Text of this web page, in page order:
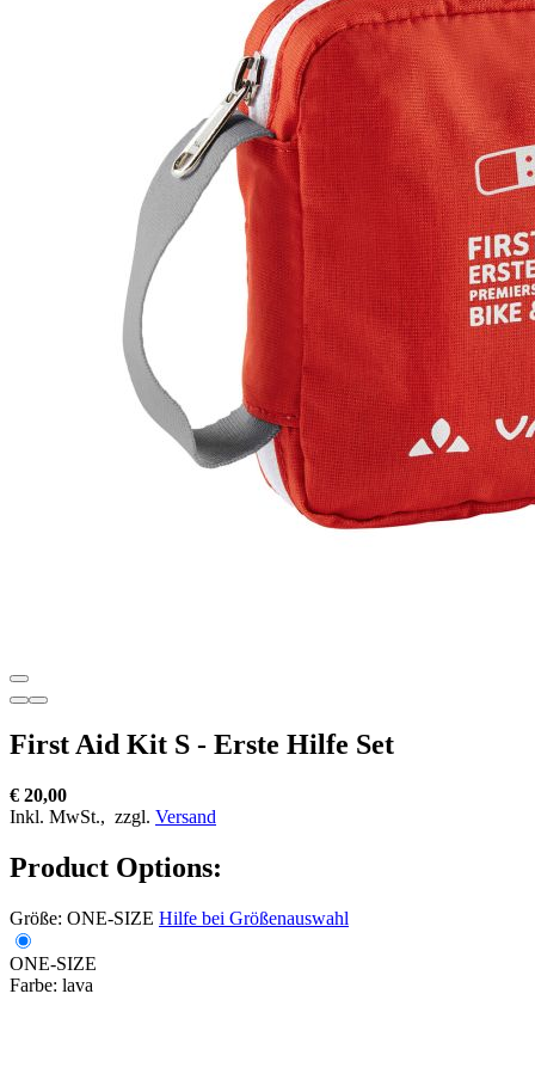
First Aid Kit S - Erste Hilfe Set
€ 20,00
Inkl. MwSt., zzgl. Versand
Product Options:
Größe: ONE-SIZE Hilfe bei Größenauswahl
ONE-SIZE
Farbe: lava